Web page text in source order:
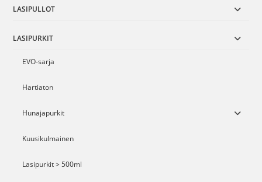
LASIPULLOT
LASIPURKIT
EVO-sarja
Hartiaton
Hunajapurkit
Kuusikulmainen
Lasipurkit > 500ml